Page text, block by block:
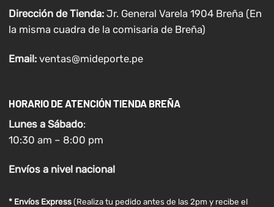
Dirección de Tienda: Jr. General Varela 1904 Breña (En
la misma cuadra de la comisaria de Breña)
Email: ventas@mideporte.pe
HORARIO DE ATENCIÓN TIENDA BREÑA
Lunes a Sábado:
10:30 am – 8:00 pm
Envíosa nivel nacional
* Envíos Express(Realiza tu pedido antes de las 2pm y recibe el